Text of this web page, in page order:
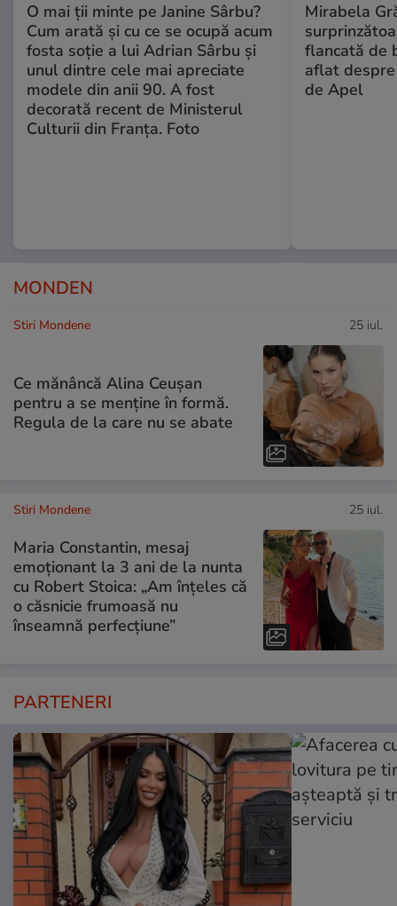
O mai ții minte pe Janine Sârbu?
Cum arată și cu ce se ocupă acum
fosta soție a lui Adrian Sârbu și
unul dintre cele mai apreciate
modele din anii 90. A fost
decorată recent de Ministerul
Culturii din Franța. Foto
Mirabela
flancată de
aflat
de Apel
MONDEN
Stiri Mondene 25 iul.
Ce mănâncă Alina Ceușan
pentru a se menține în formă.
Regula de la care nu se abate
Stiri Mondene 25 iul.
Maria Constantin, mesaj
emoționant la 3 ani de la nunta
cu Robert Stoica: „Am înțeles că
o căsnicie frumoasă nu
înseamnă perfecțiune”
PARTENERI